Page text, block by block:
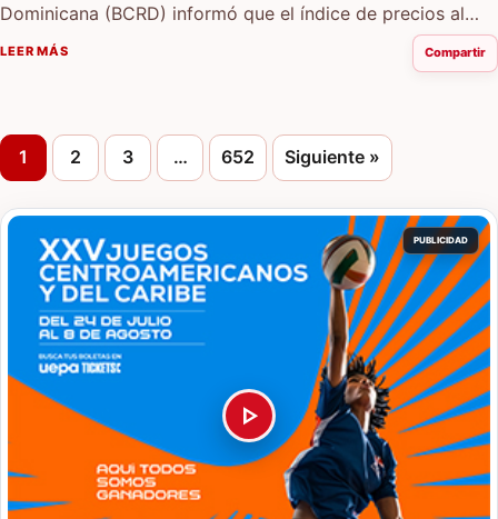
Dominicana (BCRD) informó que el índice de precios al
consumidor (IPC) registró una variación…
LEER MÁS Compartir
Paginación de entradas
1 2 3 … 652 Siguiente »